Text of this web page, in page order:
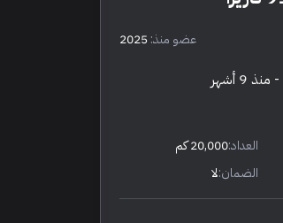
عضو منذ:2025
- منذ 9 أشهر
العداد:20,000 كم
الضمان:لا